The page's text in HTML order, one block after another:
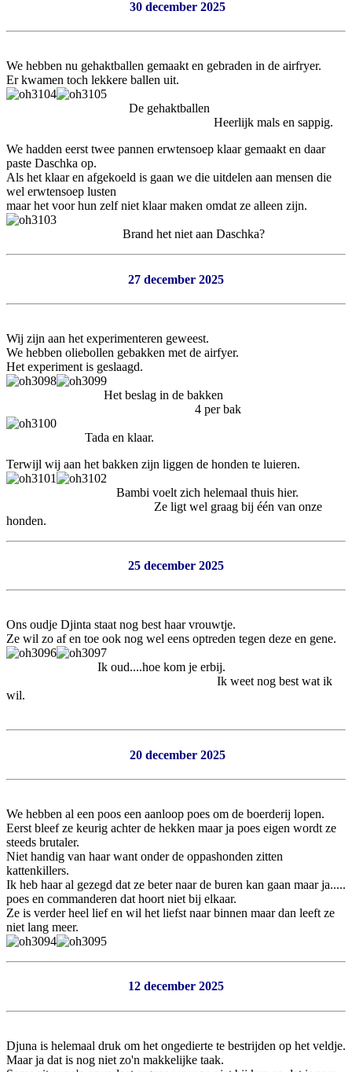
30 december 2025
We hebben nu gehaktballen gemaakt en gebraden in de airfryer.
Er kwamen toch lekkere ballen uit.
De gehaktballen
Heerlijk mals en sappig.
We hadden eerst twee pannen erwtensoep klaar gemaakt en daar
paste Daschka op.
Als het klaar en afgekoeld is gaan we die uitdelen aan mensen die
wel erwtensoep lusten
maar het voor hun zelf niet klaar maken omdat ze alleen zijn.
Brand het niet aan Daschka?
27 december 2025
Wij zijn aan het experimenteren geweest.
We hebben oliebollen gebakken met de airfyer.
Het experiment is geslaagd.
Het beslag in de bakken
4 per bak
Tada en klaar.
Terwijl wij aan het bakken zijn liggen de honden te luieren.
Bambi voelt zich helemaal thuis hier.
Ze ligt wel graag bij één van onze
honden.
25 december 2025
Ons oudje Djinta staat nog best haar vrouwtje.
Ze wil zo af en toe ook nog wel eens optreden tegen deze en gene.
Ik oud....hoe kom je erbij.
Ik weet nog best wat ik
wil.
20 december 2025
We hebben al een poos een aanloop poes om de boerderij lopen.
Eerst bleef ze keurig achter de hekken maar ja poes eigen wordt ze
steeds brutaler.
Niet handig van haar want onder de oppashonden zitten
kattenkillers.
Ik heb haar al gezegd dat ze beter naar de buren kan gaan maar ja.....
poes en commanderen dat hoort niet bij elkaar.
Ze is verder heel lief en wil het liefst naar binnen maar dan leeft ze
niet lang meer.
12 december 2025
Djuna is helemaal druk om het ongedierte te bestrijden op het veldje.
Maar ja dat is nog niet zo'n makkelijke taak.